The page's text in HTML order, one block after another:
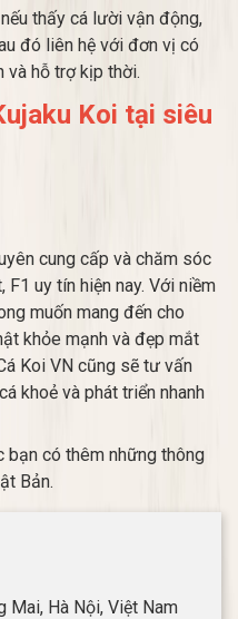
thấy cá lười vận động,
đó liên hệ với đơn vị có
và hỗ trợ kịp thời.
Koi tại siêu
cung cấp và chăm sóc
F1 uy tín hiện nay. Với niềm
muốn mang đến cho
khỏe mạnh và đẹp mắt
Koi VN cũng sẽ tư vấn
khoẻ và phát triển nhanh
bạn có thêm những thông
Bản.
Mai, Hà Nội, Việt Nam